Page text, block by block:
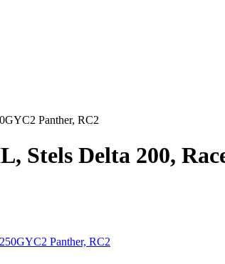
Panther, RC2
Stels Delta 200,